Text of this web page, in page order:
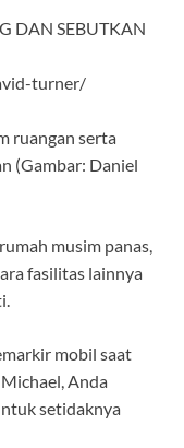
ruangan serta
(Gambar: Daniel
musim panas,
fasilitas lainnya
mobil saat
Anda
setidaknya